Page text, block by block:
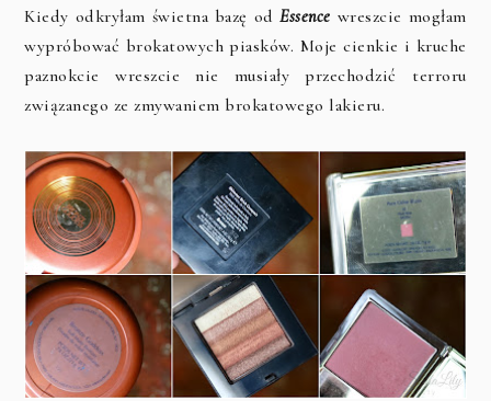
Kiedy odkryłam świetna bazę odEssence wreszcie mogłam
wypróbować brokatowych piasków. Moje cienkie i kruche
paznokcie wreszcie nie musiały przechodzić terroru
związanego ze zmywaniem brokatowego lakieru.